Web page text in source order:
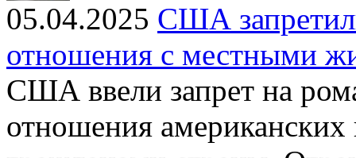
05.04.2025 США
отношения с местными
США ввели запрет на
отношения